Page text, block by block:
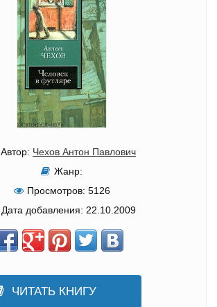
Автор: Чехов Антон Павлович
Жанр:
Просмотров: 5126
Дата добавления: 22.10.2009
ЧИТАТЬ КНИГУ